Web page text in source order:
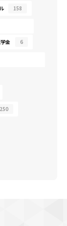
158
学金 6
250